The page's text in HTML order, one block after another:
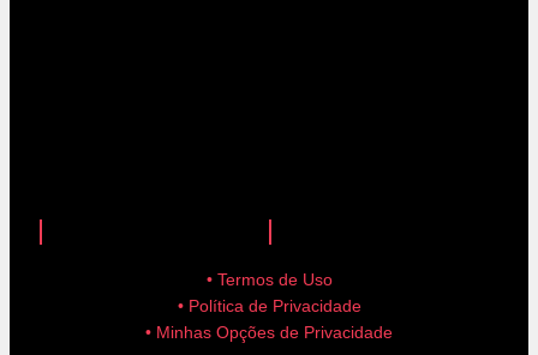
• Termos de Uso
• Política de Privacidade
• Minhas Opções de Privacidade